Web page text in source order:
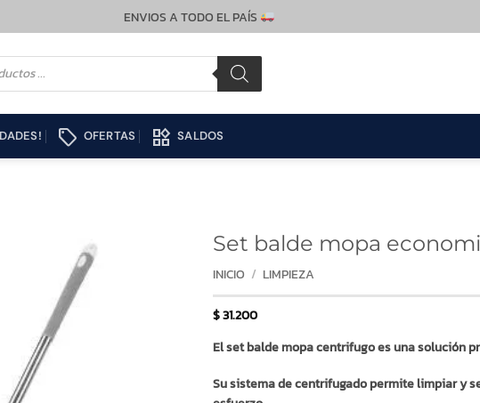
ENVIOS A TODO EL PAÍS
local_offer OFERTAS widgets SALDOS
Set balde mopa
INICIO / LIMPIEZA
$31.200
El set balde mopa centrifugo es una solución
Su sistema de centrifugado permite limpiar y